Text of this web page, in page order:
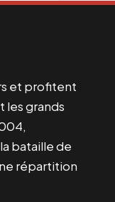
et profitent
les grands
bataille de
répartition